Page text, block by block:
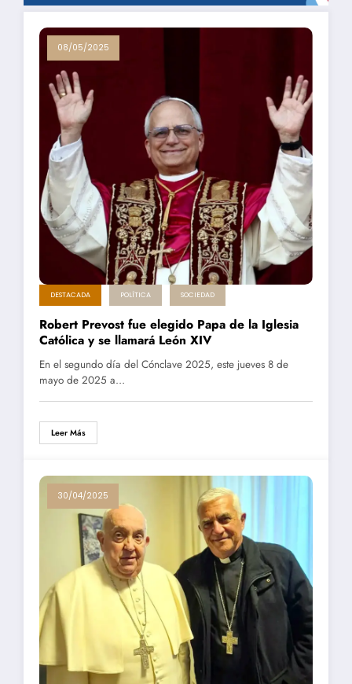
08/05/2025
DESTACADA POLÍTICA SOCIEDAD
Robert Prevost fue elegido Papa de la Iglesia
Católica y se llamará León XIV
En el segundo día del Cónclave 2025, este jueves 8 de
mayo de 2025 a…
Leer Más
30/04/2025